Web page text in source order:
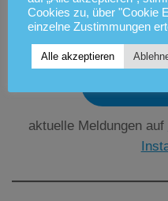
aktuelle Meldungen auf
Cookies zu, über "Cookie
einzelne Zustimmungen
Alle akzeptieren